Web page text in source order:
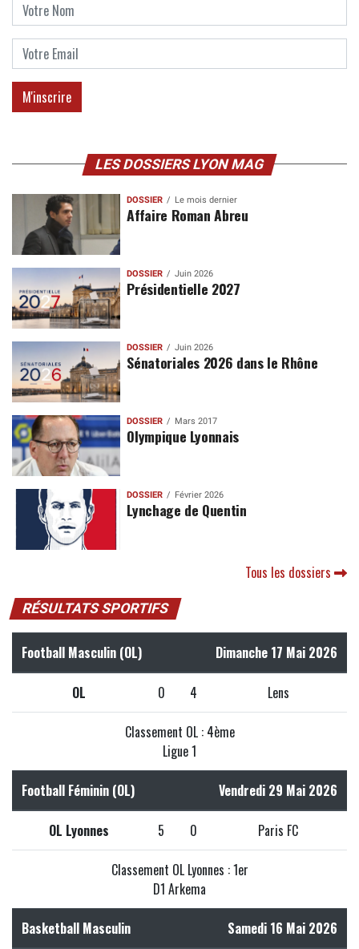
LES DOSSIERS LYON MAG
DOSSIER Le mois dernier
Affaire Roman Abreu
DOSSIER Juin 2026
Présidentielle 2027
DOSSIER Juin 2026
Sénatoriales 2026 dans le Rhône
DOSSIER Mars 2017
Olympique Lyonnais
DOSSIER Février 2026
Lynchage de Quentin
Tous les dossiers
RÉSULTATS SPORTIFS
Football Masculin (OL) Dimanche 17 Mai 2026
OL 0 4 Lens
Classement OL : 4ème
Ligue 1
Football Féminin (OL) Vendredi 29 Mai 2026
OL Lyonnes 5 0 Paris FC
Classement OL Lyonnes : 1er
D1 Arkema
Basketball Masculin Samedi 16 Mai 2026